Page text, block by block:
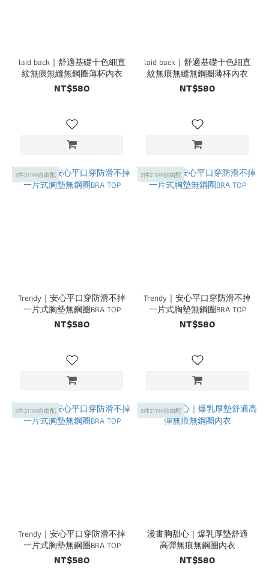
laid back｜舒適基礎十色細直
紋無痕無縫無鋼圈薄杯內衣
NT$580
laid back｜舒適基礎十色細直
紋無痕無縫無鋼圈薄杯內衣
NT$580
3件$1199自由配
Trendy｜安心平口穿防滑不掉
一片式胸墊無鋼圈BRA TOP
NT$580
3件$1199自由配
Trendy｜安心平口穿防滑不掉
一片式胸墊無鋼圈BRA TOP
NT$580
3件$1199自由配
Trendy｜安心平口穿防滑不掉
一片式胸墊無鋼圈BRA TOP
NT$580
3件$1199自由配
漫畫胸甜心｜爆乳厚墊舒適
高彈無痕無鋼圈內衣
NT$580